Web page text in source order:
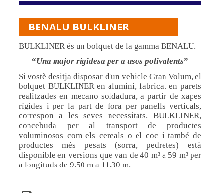
BENALU BULKLINER
BULKLINER és un bolquet de la gamma BENALU.
Una major rigidesa per a usos polivalents
Si vostè desitja disposar d'un vehicle Gran Volum, el
bolquet BULKLINER en alumini, fabricat en parets
realitzades en mecano soldadura, a partir de xapes
rígides i per la part de fora per panells verticals,
correspon a les seves necessitats. BULKLINER,
concebuda per al transport de productes
voluminosos com els cereals o el coc i també de
productes més pesats (sorra, pedretes) està
disponible en versions que van de 40 m³ a 59 m³ per
a longituds de 9.50 m a 11.30 m.